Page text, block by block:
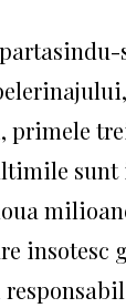
primele
sunt
insotesc